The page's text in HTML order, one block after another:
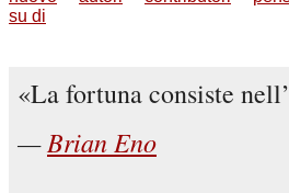
su di
La fortuna consiste
Brian Eno